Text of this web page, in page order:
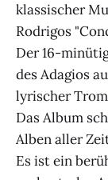
klassischer
Rodrigos
Der 16-
des Adagios
lyrischer
Das Album
Alben aller
Es ist ein